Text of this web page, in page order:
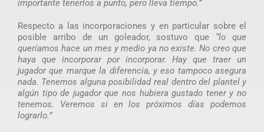
importante tenerlos a punto, pero lleva tiempo.”
Respecto a las incorporaciones y en particular sobre el
posible arribo de un goleador, sostuvo que “lo que
queríamos hace un mes y medio ya no existe. No creo que
haya que incorporar por incorporar. Hay que traer un
jugador que marque la diferencia, y eso tampoco asegura
nada. Tenemos alguna posibilidad real dentro del plantel y
algún tipo de jugador que nos hubiera gustado tener y no
tenemos. Veremos si en los próximos días podemos
lograrlo.”